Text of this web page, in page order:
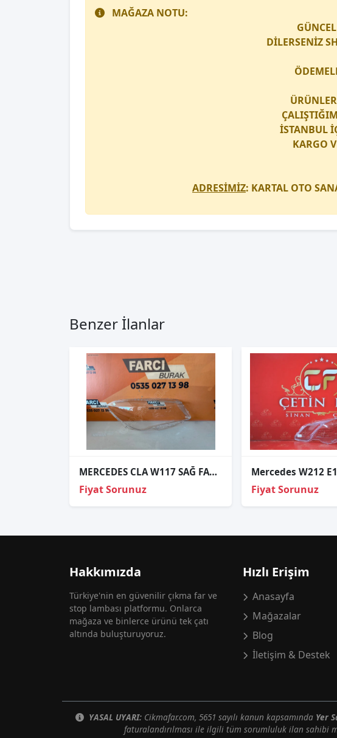
MAĞAZA NOTU:
DİLERSENİZ
İSTANBUL
KARGO
ADRESİMİZ: KARTAL OTO
Benzer İlanlar
MERCEDES CLA W117 SAĞ FAR CAMI SIFIR LOGOLU
Fiyat Sorunuz Fiyat Sorunuz
Hakkımızda
Türkiye'nin en güvenilir çıkma far ve
stop lambası platformu. Onlarca
mağaza ve binlerce ürünü tek çatı
altında buluşturuyoruz.
Hızlı Erişim
Anasayfa
Mağazalar
Blog
İletişim & Destek
YASAL UYARI: Cikmafar.com, 5651 sayılı kanun kapsamında Yer
faturalandırılması ile ilgili tüm sorumluluk ilan sahibi